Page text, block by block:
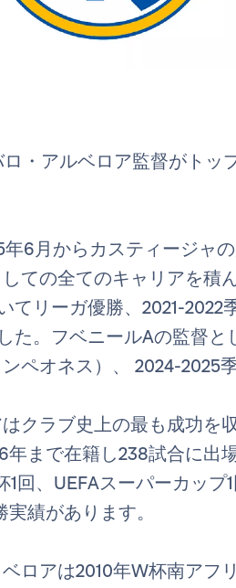
・アルベロア監督がトッ
6月からカスティージャ
ての全てのキャリアを積
てリーガ優勝、2021-2022
た。フベニールAの監督と
ペオネス）、 2024-2025
クラブ史上の最も成功を
まで在籍し238試合に出
回、UEFAスーパーカップ1
績があります。
ロアは2010年W杯南アフ